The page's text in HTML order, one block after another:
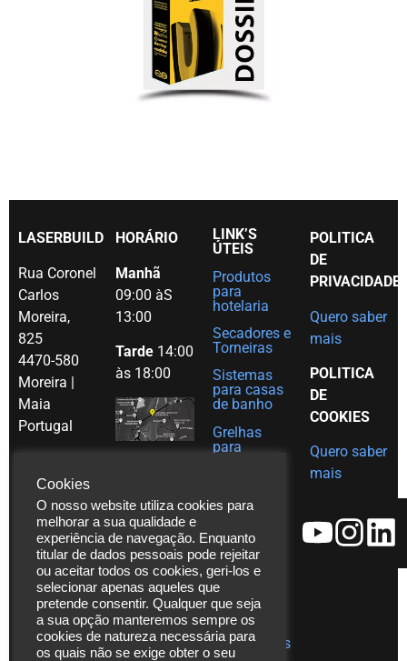
LASERBUILD
Rua Coronel
Carlos
Moreira,
825
4470-580
Moreira |
Maia
Portugal
229 480
271
Fax. (+351)
229 480
272
*chamada
para rede
fixa
nacional
HORÁRIO
Manhã
09:00 àS
13:00
Tarde 14:00
às 18:00
LINK’S
ÚTEIS
Produtos
para
hotelaria
Secadores e
Torneiras
Sistemas
para casas
de banho
Grelhas
para
Ajudas
técnicas
Catálogos
Vídeos
Assistência
Técnica
Publicações
POLITICA
DE
PRIVACIDADE
Quero saber
mais
POLITICA
DE
COOKIES
Quero saber
mais
Cookies
O nosso website utiliza cookies para
melhorar a sua qualidade e
experiência de navegação. Enquanto
titular de dados pessoais pode rejeitar
ou aceitar todos os cookies, geri-los e
selecionar apenas aqueles que
pretende consentir. Qualquer que seja
a sua opção manteremos sempre os
cookies de natureza necessária para
os quais não se exige obter o seu